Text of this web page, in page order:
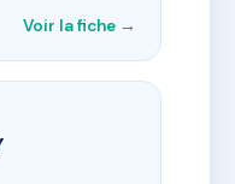
Voir la fiche →